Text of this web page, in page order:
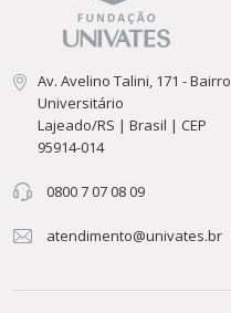
Av. Avelino Talini, 171 - Bairro
Universitário
Lajeado/RS | Brasil | CEP
95914-014
0800 7 07 08 09
atendimento@univates.br